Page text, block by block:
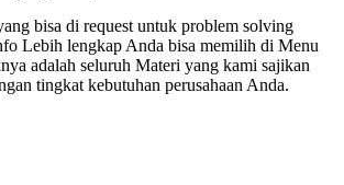
bisa di request untuk problem solving
Lebih lengkap Anda bisa memilih di Menu
adalah seluruh Materi yang kami sajikan
tingkat kebutuhan perusahaan Anda.